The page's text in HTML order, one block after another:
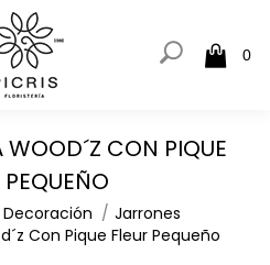
0
CON PIQUE
PEQUEÑO
Decoración
Jarrones
Con Pique Fleur Pequeño